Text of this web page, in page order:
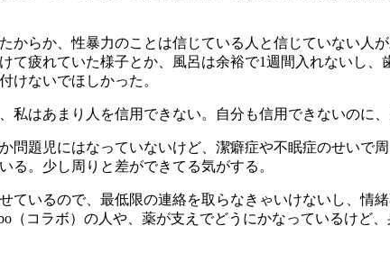
からか、性暴力のことは信じている人と信じていない人
て疲れていた様子とか、風呂は余裕で1週間入れないし
けないでほしかった。
私はあまり人を信用できない。自分も信用できないのに
問題児にはなっていないけど、潔癖症や不眠症のせい
る。少し周りと差ができてる気がする。
ているので、最低限の連絡を取らなきゃいけないし、
（コラボ）の人や、薬が支えでどうにかなっているけ